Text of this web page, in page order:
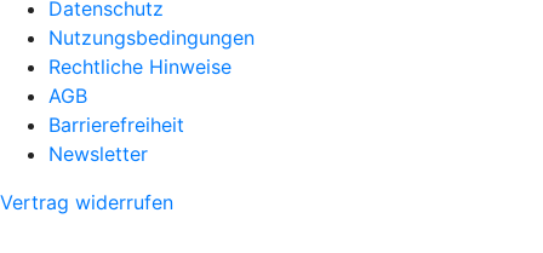
Datenschutz
Nutzungsbedingungen
Rechtliche Hinweise
AGB
Barrierefreiheit
Newsletter
Vertrag widerrufen